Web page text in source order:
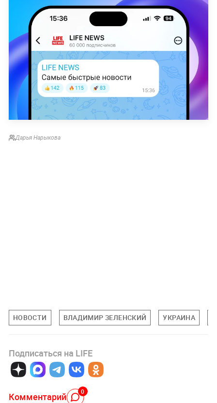
Дарья Нарыкова
НОВОСТИ ВЛАДИМИР ЗЕЛЕНСКИЙ УКРАИНА
Подписаться на LIFE
Комментарий 0